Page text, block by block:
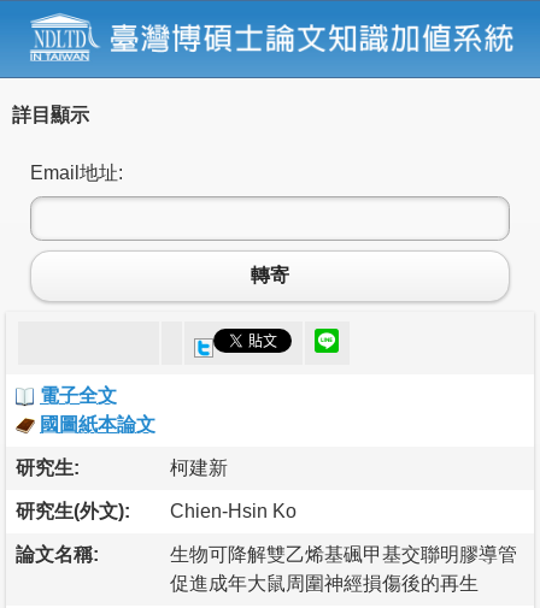
詳目顯示
Email地址:
轉寄
電子全文
國圖紙本論文
研究生: 柯建新
研究生(外文): Chien-Hsin Ko
論文名稱:
生物可降解雙乙烯基碸甲基交聯明膠導管
促進成年大鼠周圍神經損傷後的再生